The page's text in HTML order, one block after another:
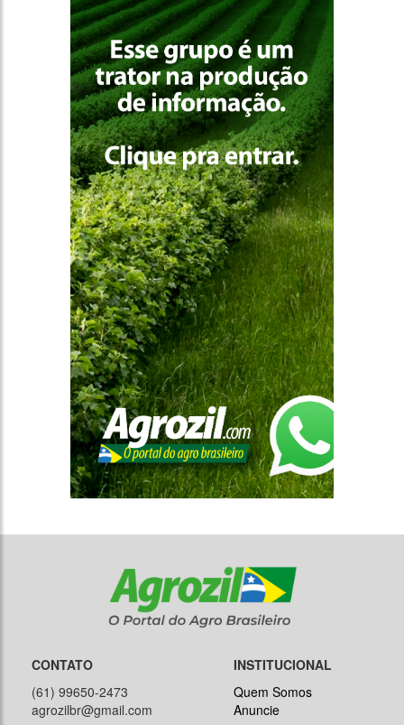
CONTATO
(61) 99650-2473
agrozilbr@gmail.com
INSTITUCIONAL
Quem Somos
Anuncie